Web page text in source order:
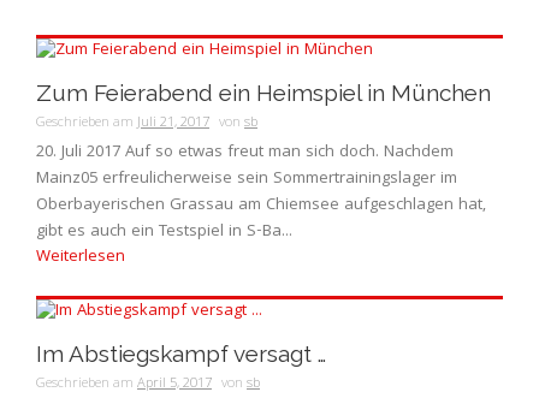
Zum Feierabend ein Heimspiel in München
Geschrieben amJuli 21, 2017 von sb
20. Juli 2017 Auf so etwas freut man sich doch. Nachdem
Mainz05 erfreulicherweise sein Sommertrainingslager im
Oberbayerischen Grassau am Chiemsee aufgeschlagen hat,
gibt es auch ein Testspiel in S-Ba...
Weiterlesen
Im Abstiegskampf versagt …
Geschrieben am April 5, 2017 von sb